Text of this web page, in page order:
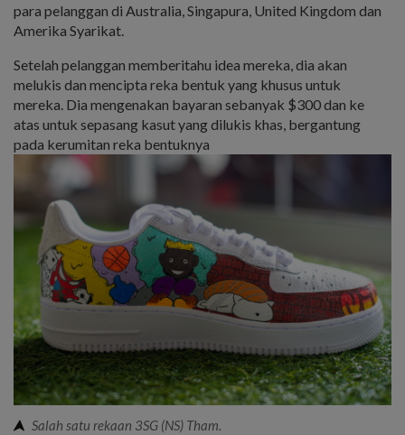
para pelanggan di Australia, Singapura, United Kingdom dan
Amerika Syarikat.
Setelah pelanggan memberitahu idea mereka, dia akan
melukis dan mencipta reka bentuk yang khusus untuk
mereka. Dia mengenakan bayaran sebanyak $300 dan ke
atas untuk sepasang kasut yang dilukis khas, bergantung
pada kerumitan reka bentuknya
Salah satu rekaan 3SG (NS) Tham.